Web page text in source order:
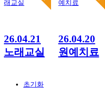
26.04.21
노래교실
26.04.20
원예치료
초기화